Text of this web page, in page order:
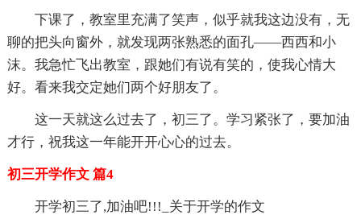
下课了，教室里充满了笑声，似乎就我这边没有，无
聊的把头向窗外，就发现两张熟悉的面孔——西西和小
沫。我急忙飞出教室，跟她们有说有笑的，使我心情大
好。看来我交定她们两个好朋友了。
这一天就这么过去了，初三了。学习紧张了，要加油
才行，祝我这一年能开开心心的过去。
初三开学作文 篇4
开学初三了,加油吧!!!_关于开学的作文